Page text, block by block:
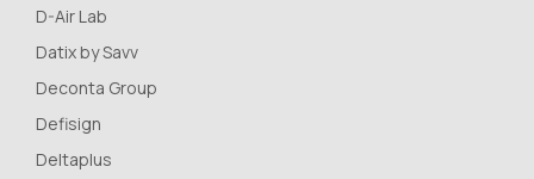
D-Air Lab
Datix by Savv
Deconta Group
Defisign
Deltaplus